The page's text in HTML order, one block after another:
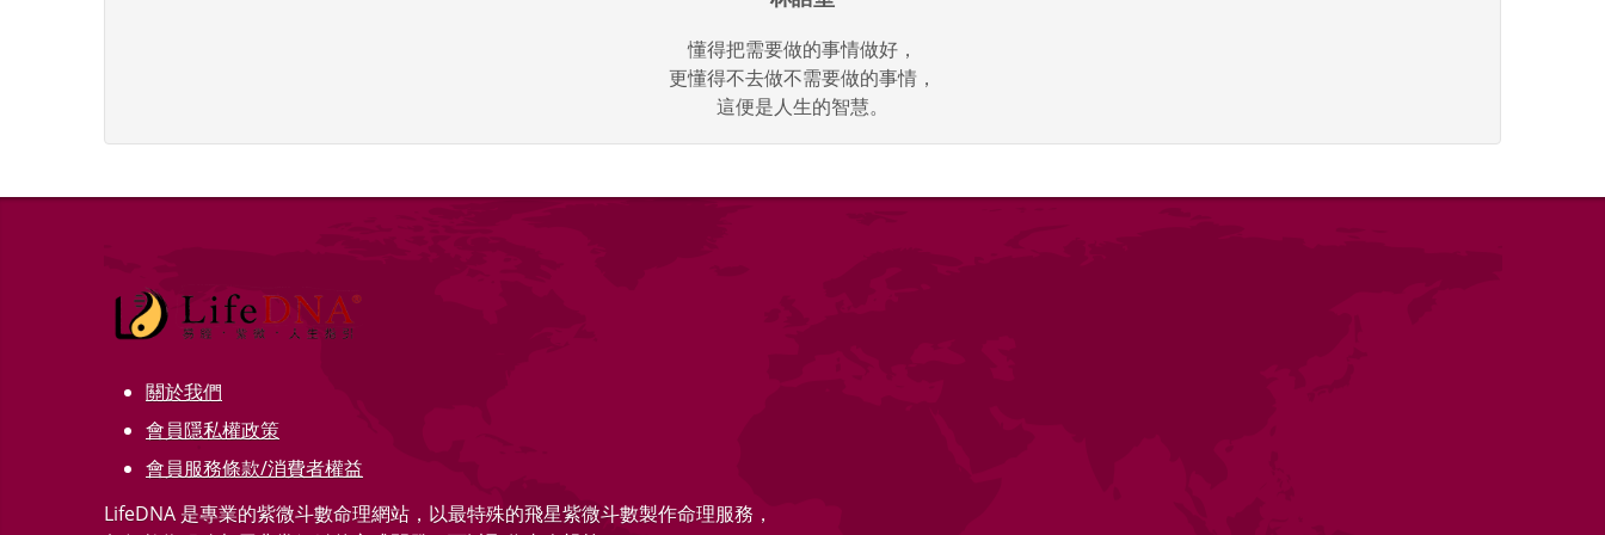
懂得把需要做的事情做好，
更懂得不去做不需要做的事情，
這便是人生的智慧。
關於我們
會員隱私權政策
會員服務條款/消費者權益
LifeDNA 是專業的紫微斗數命理網站，以最特殊的飛星紫微斗數製作命理服務，